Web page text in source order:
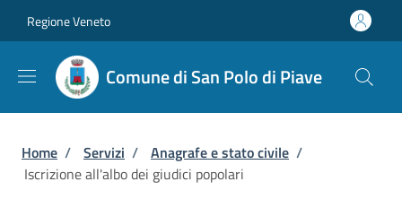
Regione Veneto
Comune di San Polo di Piave
Briciole di pane
Home / Servizi / Anagrafe e stato civile /
Iscrizione all'albo dei giudici popolari